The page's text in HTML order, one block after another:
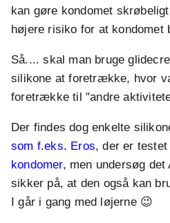
kan gøre kondomet
højere risiko for at kondomet
Så.... skal man bruge
silikone at foretrække, hvor
foretrække til "andre
Der findes dog enkelte
som f.eks. Eros, der er
kondomer, men undersøg
sikker på, at den også kan
I går i gang med løjerne 😉